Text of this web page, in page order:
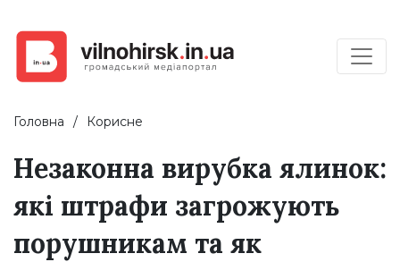
Головна Корисне
Незаконна вирубка ялинок:
які штрафи загрожують
порушникам та як